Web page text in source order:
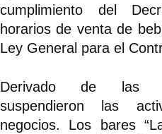
cumplimiento del
horarios de venta de
Ley General para el
Derivado de las
suspendieron las
negocios. Los bares